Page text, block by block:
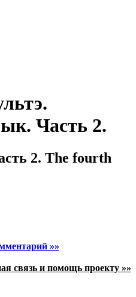
Часть 2.
2. The fourth
»»
связь и помощь проекту »»